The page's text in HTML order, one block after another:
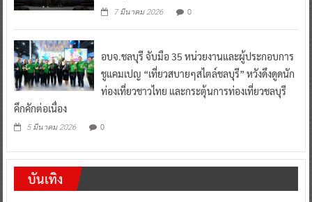
7 มีนาคม 2026 0
อบจ.ชลบุรี จับมือ 35 หน่วยงานและผู้ประกอบการ
ชูแคมเปญ “เที่ยวสบายๆสไตล์ชลบุรี” หวังดึงดูดนัก
ท่องเที่ยวชาวไทย และกระตุ้นการท่องเที่ยวชลบุรี
คึกคักต่อเนื่อง
5 มีนาคม 2026 0
บันเทิง